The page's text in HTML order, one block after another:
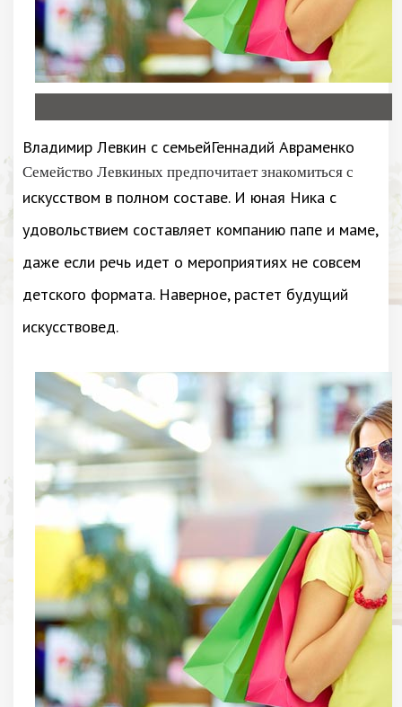
Владимир Левкин с семьейГеннадий Авраменко
Семейство Левкиных предпочитает знакомиться с
искусством в полном составе. И юная Ника с
удовольствием составляет компанию папе и маме,
даже если речь идет о мероприятиях не совсем
детского формата. Наверное, растет будущий
искусствовед.